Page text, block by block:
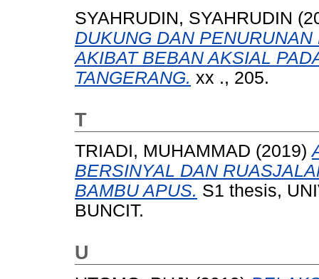
SYAHRUDIN, SYAHRUDIN
DUKUNG DAN
AKIBAT BEBAN AKSIAL
TANGERANG. xx ., 205.
T
TRIADI, MUHAMMAD (2019)
BERSINYAL DAN
BAMBU APUS. S1 thesis,
BUNCIT.
U